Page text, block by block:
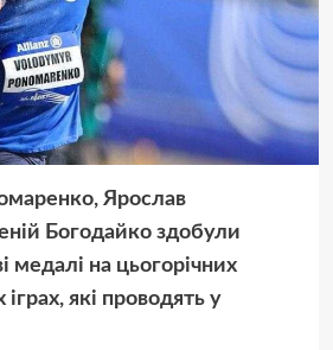
Ярослав
Богодайко здобули
медалі на цьогорічних
які проводять у